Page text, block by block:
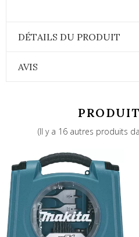
DÉTAILS DU PRODUIT
AVIS
(Il y a 16 autres produits